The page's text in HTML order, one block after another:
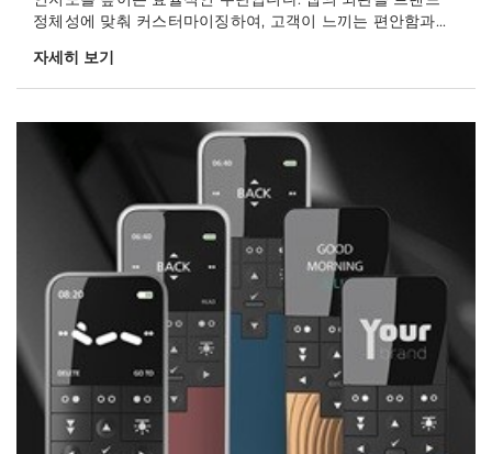
정체성에 맞춰 커스터마이징하여, 고객이 느끼는 편안함과...
자세히 보기